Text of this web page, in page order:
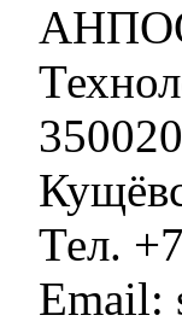
АНПОО
Тел.
Email: